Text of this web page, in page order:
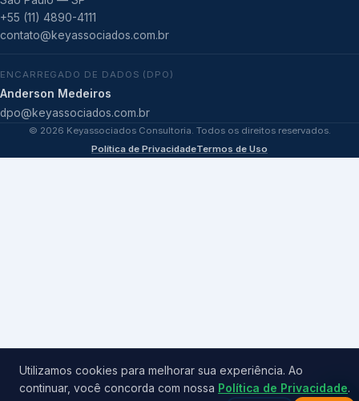
+55 (11) 4890-4111
contato@keyassociados.com.br
ENCARREGADO DE DADOS (DPO)
Anderson Medeiros
dpo@keyassociados.com.br
© 2026 Keyassociados Consultoria. Todos os direitos reservados.
Política de PrivacidadeTermos de Uso
Utilizamos cookies para melhorar sua experiência. Ao
continuar, você concorda com nossa Política de Privacidade.